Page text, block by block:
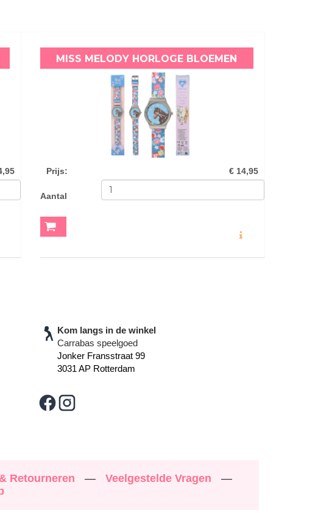
MISS MELODY HORLOGE BLOEMEN
Prijs: € 14,95
Aantal
Kom langs in de winkel
Carrabas speelgoed
Jonker Fransstraat 99
3031 AP Rotterdam
Retourneren — Veelgestelde Vragen
—